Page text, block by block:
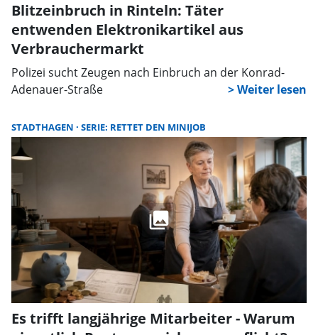
Blitzeinbruch in Rinteln: Täter
entwenden Elektronikartikel aus
Verbrauchermarkt
Polizei sucht Zeugen nach Einbruch an der Konrad-
Adenauer-Straße
STADTHAGEN SERIE: RETTET DEN MINIJOB
Es trifft langjährige Mitarbeiter - Warum